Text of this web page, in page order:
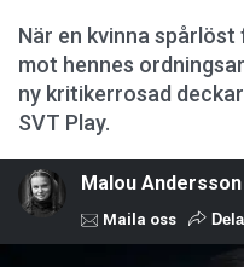
När en kvinna
mot hennes
ny kritikerrosad
SVT Play.
Malou
Maila oss